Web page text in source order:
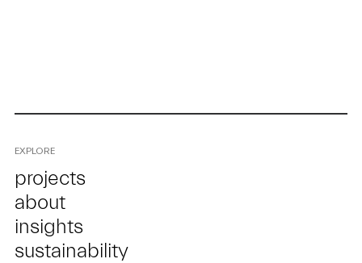
EXPLORE
projects
about
insights
sustainability